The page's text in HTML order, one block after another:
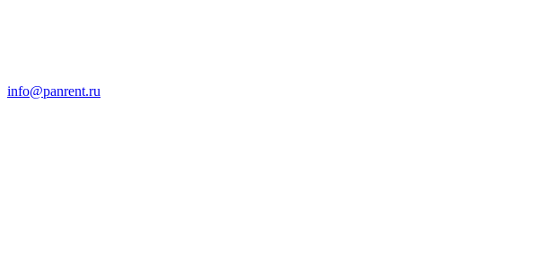
info@panrent.ru